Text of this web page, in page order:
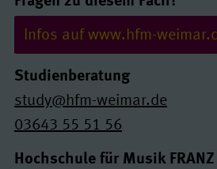
Infos auf www.hfm-
Studienberatung
study@hfm-weimar.de
03643 55 51 56
Hochschule für Musik FRANZ